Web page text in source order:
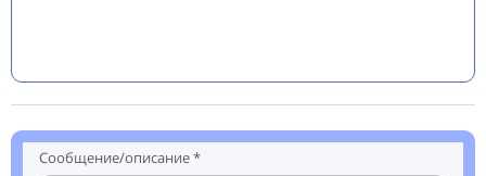
Сообщение/описание *